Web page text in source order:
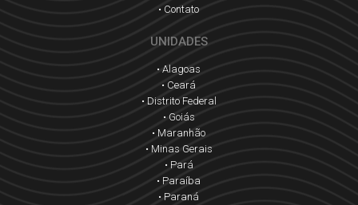
• Contato
UNIDADES
• Alagoas
• Ceará
• Distrito Federal
• Goiás
• Maranhão
• Minas Gerais
• Pará
• Paraíba
• Paraná